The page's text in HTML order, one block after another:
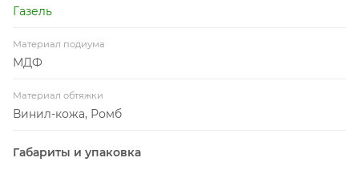
Газель
Материал подиума
МДФ
Материал обтяжки
Винил-кожа, Ромб
Габариты и упаковка